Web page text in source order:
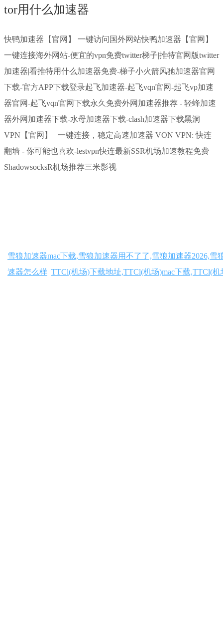
tor用什么加速器
快鸭加速器【官网】 一键访问国外网站快鸭加速器【官网】
一键连接海外网站-便宜的vpn免费twitter梯子|推特官网版twitter
加速器|看推特用什么加速器免费-梯子小火箭风驰加速器官网
下载-官方APP下载登录起飞加速器-起飞vqn官网-起飞vp加速
器官网-起飞vqn官网下载永久免费外网加速器推荐 - 轻蜂加速
器外网加速器下载-水母加速器下载-clash加速器下载黑洞
VPN【官网】 | 一键连接，稳定高速加速器 VON VPN: 快连
翻墙 - 你可能也喜欢-lestvpn快连最新SSR机场加速教程免费
ShadowsocksR机场推荐三米影视
雪狼加速器mac下载,雪狼加速器用不了了,雪狼加速器2026,雪
速器怎么样
TTCl(机场)下载地址,TTCl(机场)mac下载,TTCl(